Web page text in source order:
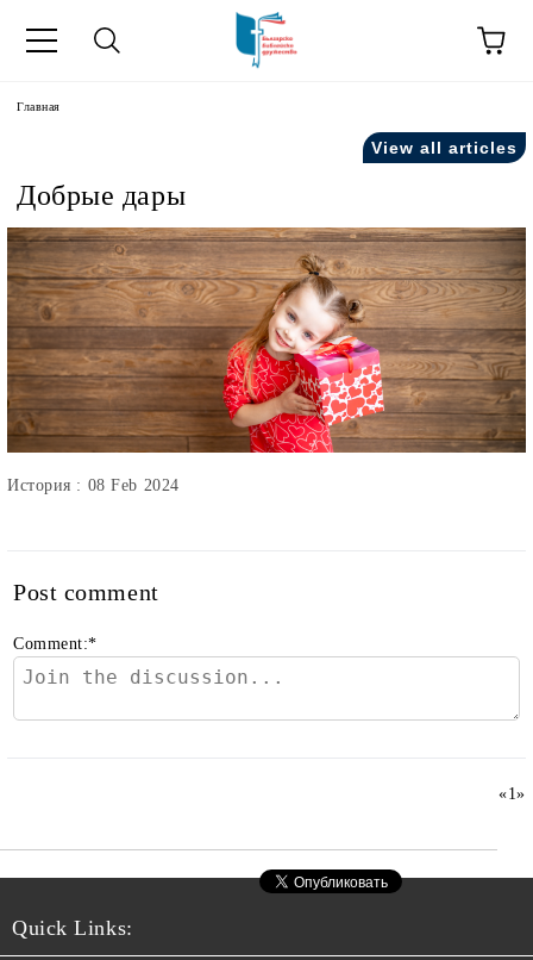
русский как
Главная
View all articles
Добрые дары
История : 08 Feb 2024
Post comment
Comment:*
«1»
Quick Links: